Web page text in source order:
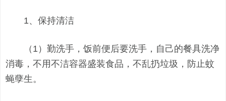
1、保持清洁
（1）勤洗手，饭前便后要洗手，自己的餐具洗净
消毒，不用不洁容器盛装食品，不乱扔垃圾，防止蚊
蝇孽生。